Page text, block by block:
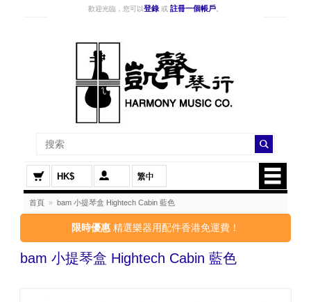
歡迎光臨，您可以登錄 或 註冊一個帳戶
HK$
首頁 » bam 小提琴盒 Hightech Cabin 藍色
限時優惠 精選樂器用配件香港免運費！
bam 小提琴盒 Hightech Cabin 藍色